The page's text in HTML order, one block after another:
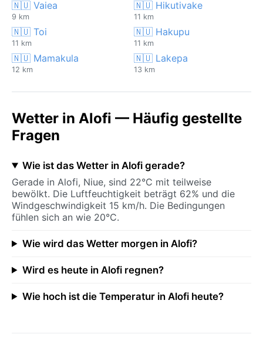
🇳🇺 Vaiea
9 km
🇳🇺 Hikutivake
11 km
🇳🇺 Toi
11 km
🇳🇺 Hakupu
11 km
🇳🇺 Mamakula
12 km
🇳🇺 Lakepa
13 km
Wetter in Alofi — Häufig gestellte
Fragen
Wie ist das Wetter in Alofi gerade?
Gerade in Alofi, Niue, sind 22°C mit teilweise
bewölkt. Die Luftfeuchtigkeit beträgt 62% und die
Windgeschwindigkeit 15 km/h. Die Bedingungen
fühlen sich an wie 20°C.
Wie wird das Wetter morgen in Alofi?
Wird es heute in Alofi regnen?
Wie hoch ist die Temperatur in Alofi heute?